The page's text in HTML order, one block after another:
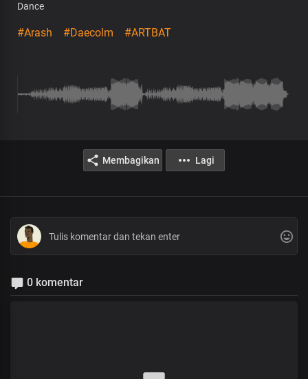
Dance
#Arash #Daecolm #ARTBAT
Membagikan Lagi
0 komentar